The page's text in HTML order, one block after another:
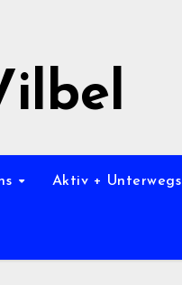
Aktiv + Unterwegs